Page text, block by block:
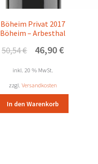
Böheim Privat 2017
Böheim – Arbesthal
50,54€
Ursprünglicher
war:
46,90 €Aktueller
inkl. 20 % MwSt.
zzgl.Versandkosten
In den Warenkorb